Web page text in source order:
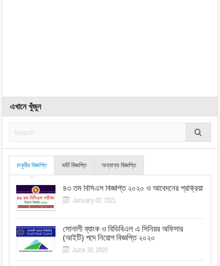
এখানে খুঁজুন
চাকুরীর বিজ্ঞপ্তি ভর্তি বিজ্ঞপ্তি অন্যান্য বিজ্ঞপ্তি
৪৩ তম বিসিএস বিজ্ঞপ্তি ২০২০ ও আবেদনের প্রক্রিয়া
January 02, 2021
সোনালী ব্যাংক ও বিডিবিএল এ সিনিয়র অফিসার
(আইটি) পদে নিয়োগ বিজ্ঞপ্তি ২০২০
June 30, 2020